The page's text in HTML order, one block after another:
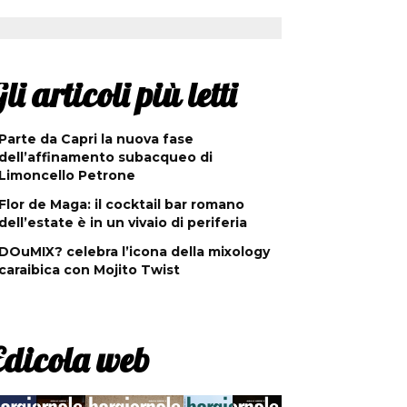
articoli più letti
da Capri la nuova fase
subacqueo di
Petrone
de Maga: il cocktail bar romano
è in un vivaio di periferia
celebra l’icona della mixology
con Mojito Twist
web